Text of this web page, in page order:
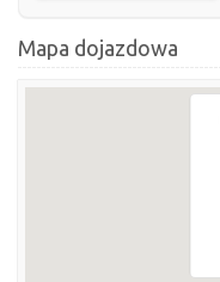
Mapa dojazdowa